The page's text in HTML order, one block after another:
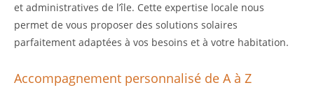
et administratives de l’île. Cette expertise locale nous
permet de vous proposer des solutions solaires
parfaitement adaptées à vos besoins et à votre habitation.
Accompagnement personnalisé de A à Z